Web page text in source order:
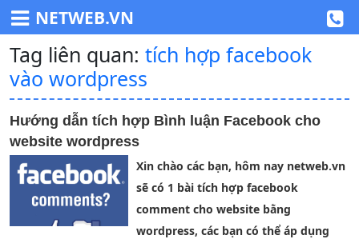
NETWEB.VN
Tag liên quan: tích hợp facebook
vào wordpress
Hướng dẫn tích hợp Bình luận Facebook cho
website wordpress
Xin chào các bạn, hôm nay netweb.vn
sẽ có 1 bài tích hợp facebook
comment cho website bằng
wordpress, các bạn có thể áp dụng